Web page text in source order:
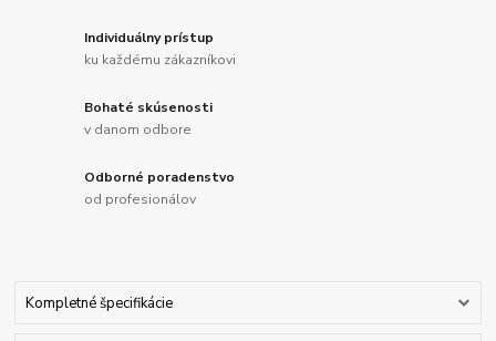
Individuálny prístup
ku každému zákazníkovi
Bohaté skúsenosti
v danom odbore
Odborné poradenstvo
od profesionálov
Kompletné špecifikácie